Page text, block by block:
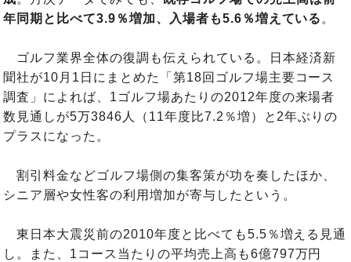
年同期と比べて3.9％増加、入場者も5.6％増えている 。
ゴルフ業界全体の復調も伝えられている。日本経済新
聞社が10月1日にまとめた「第18回ゴルフ場主要コース
調査」によれば、1ゴルフ場あたりの2012年度の来場者
数見通しが5万3846人（11年度比7.2％増）と2年ぶりの
プラスになった。
割引料金などゴルフ場側の集客策が功を奏したほか、
シニア層や女性客の利用増加が寄与したという。
東日本大震災前の2010年度と比べても5.5％増える見通
し。また、1コース当たりの平均売上高も6億797万円